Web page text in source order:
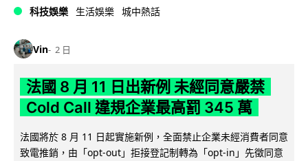
科技娛樂 生活娛樂 城中熱話
Vin 2 日
法國 8 月 11 日出新例 未經同意嚴禁
Cold Call 違規企業最高罰 345 萬
法國將於 8 月 11 日起實施新例，全面禁止企業未經消費者同意
致電推銷，由「opt-out」拒接登記制轉為「opt-in」先徵同意